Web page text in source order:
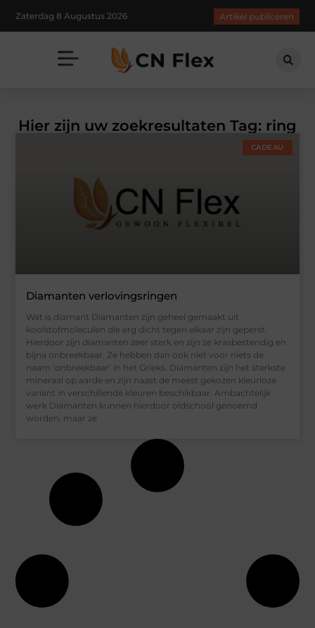
Zaterdag 8 Augustus 2026 Artikel publiceren
Hier zijn uw zoekresultaten Tag: ring
CADEAU
Diamanten verlovingsringen
Wat is diamant Diamanten zijn geheel gemaakt uit
koolstofmoleculen die erg dicht tegen elkaar zijn geperst.
Hierdoor zijn diamanten zeer sterk en zijn ze krasbestendig en
bijna onbreekbaar. Ze hebben dan ook niet voor niets de
naam ‘onbreekbaar’ in het Grieks. Diamanten zijn het sterkste
mineraal op aarde en zijn naast de meest gekozen kleurloze
variant in verschillende kleuren beschikbaar. Ambachtelijk
werk Diamanten kunnen hierdoor oldschool genoemd
worden, maar ze